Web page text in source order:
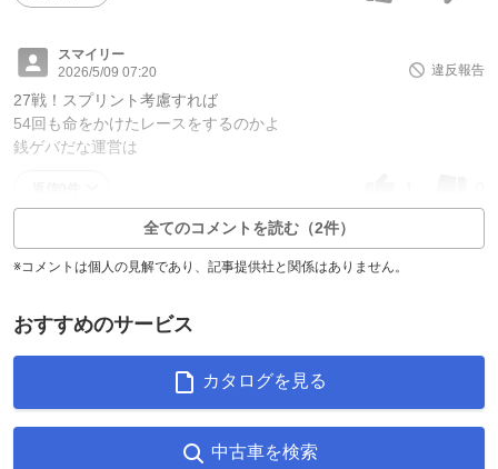
スマイリー
2026/5/09 07:20
違反報告
27戦！スプリント考慮すれば
54回も命をかけたレースをするのかよ
銭ゲバだな運営は
全てのコメントを読む（2件）
※コメントは個人の見解であり、記事提供社と関係はありません。
おすすめのサービス
カタログを見る
中古車を検索